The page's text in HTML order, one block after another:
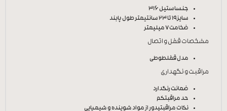
جنساستیل 316
سایز19 تا 23 سانتیمتر طول پابند
ضخامت7 میلیمتر
مشخصات قفل و اتصال
مدل قفلطوطی
مراقبت و نگهداری
ضمانت رنگدارد
حد مراقبتکم
نکات مراقبتیدور از مواد شوینده و شیمیایی